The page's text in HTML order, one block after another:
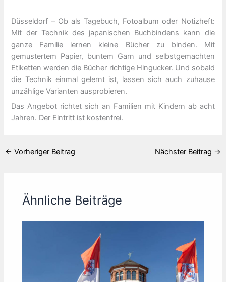
Düsseldorf – Ob als Tagebuch, Fotoalbum oder Notizheft:
Mit der Technik des japanischen Buchbindens kann die
ganze Familie lernen kleine Bücher zu binden. Mit
gemustertem Papier, buntem Garn und selbstgemachten
Etiketten werden die Bücher richtige Hingucker. Und sobald
die Technik einmal gelernt ist, lassen sich auch zuhause
unzählige Varianten ausprobieren.
Das Angebot richtet sich an Familien mit Kindern ab acht
Jahren. Der Eintritt ist kostenfrei.
← Vorheriger Beitrag Nächster Beitrag →
Ähnliche Beiträge